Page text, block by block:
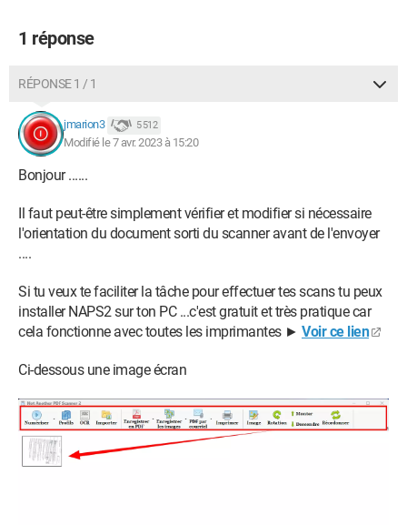
1 réponse
RÉPONSE 1 / 1
jmarion3 5 512
Modifié le 7 avr. 2023 à 15:20
Bonjour ......
Il faut peut-être simplement vérifier et modifier si nécessaire
l'orientation du document sorti du scanner avant de l'envoyer
....
Si tu veux te faciliter la tâche pour effectuer tes scans tu peux
installer NAPS2 sur ton PC ...c'est gratuit et très pratique car
cela fonctionne avec toutes les imprimantes ► Voir ce lien
Ci-dessous une image écran